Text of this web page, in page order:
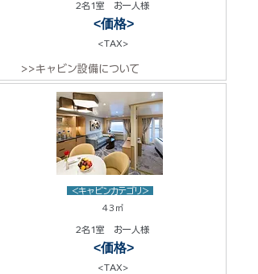
2名1室 お一人様
<価格>
<TAX>
>>キャビン設備について
<キャビンカテゴリ>
43㎡
2名1室 お一人様
<価格>
<TAX>